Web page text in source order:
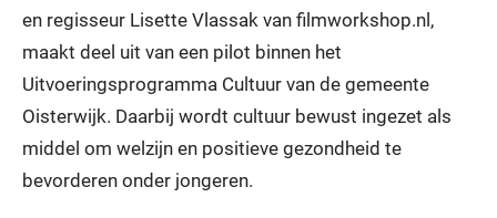
en regisseur Lisette Vlassak van filmworkshop.nl,
maakt deel uit van een pilot binnen het
Uitvoeringsprogramma Cultuur van de gemeente
Oisterwijk. Daarbij wordt cultuur bewust ingezet als
middel om welzijn en positieve gezondheid te
bevorderen onder jongeren.